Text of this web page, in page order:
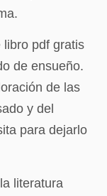
libro pdf gratis
de ensueño.
de las
y del
para dejarlo
literatura